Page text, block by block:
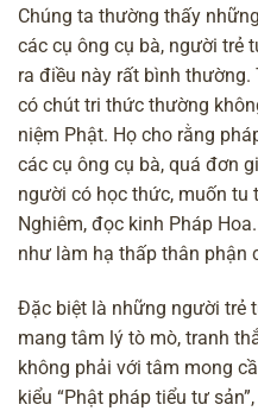
Chúng ta thường thấy
các cụ ông cụ bà, người trẻ
ra điều này rất bình
có chút tri thức thường
niệm Phật. Họ cho rằng
các cụ ông cụ bà, quá đơn
người có học thức, muốn tu
Nghiêm, đọc kinh Pháp
như làm hạ thấp thân phận
Đặc biệt là những người trẻ
mang tâm lý tò mò, tranh
không phải với tâm mong
kiểu “Phật pháp tiểu tư